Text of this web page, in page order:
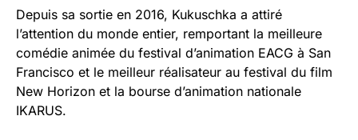
Depuis sa sortie en 2016, Kukuschka a attiré
l’attention du monde entier, remportant la meilleure
comédie animée du festival d’animation EACG à San
Francisco et le meilleur réalisateur au festival du film
New Horizon et la bourse d’animation nationale
IKARUS.